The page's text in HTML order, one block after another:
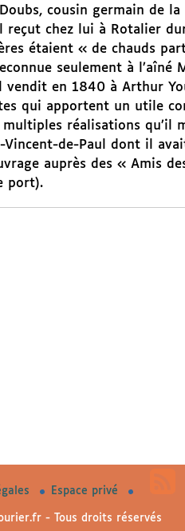
cousin germain de
reçut chez lui à Rotalier
étaient « de chauds
seulement à l’aîné
vendit en 1840 à Arthur
qui apportent un utile
réalisations qu’il
Vincent-de-Paul dont il
auprès des « Amis
port).
Espace privé
- Tous droits réservés